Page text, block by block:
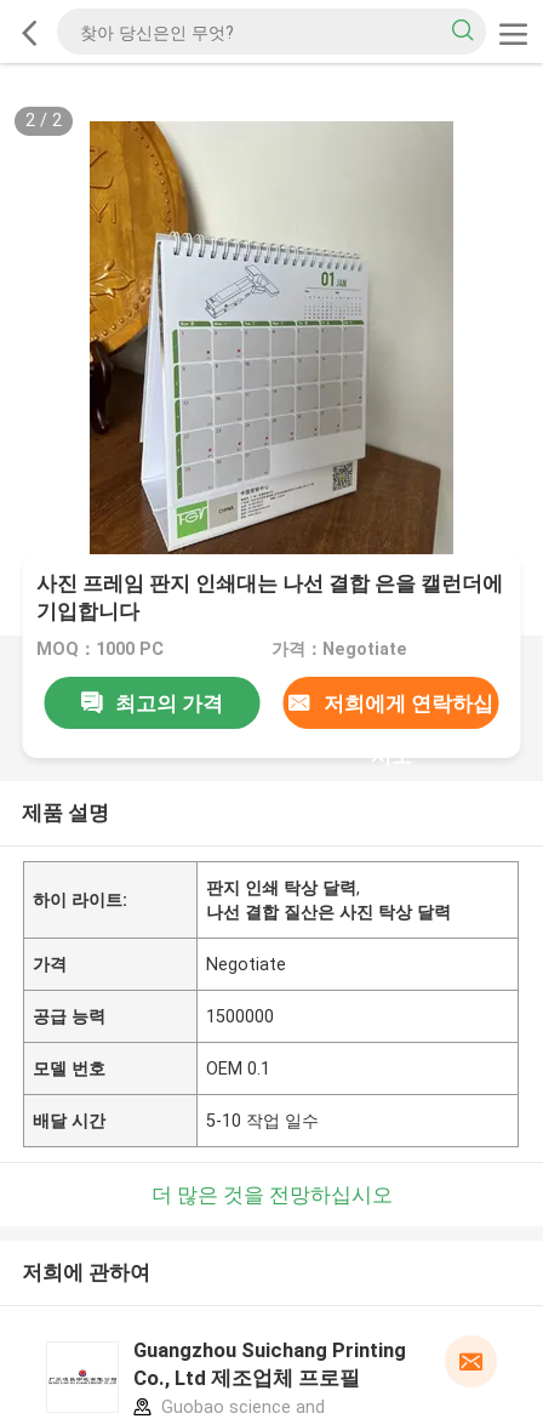
2/ 2
사진 프레임 판지 인쇄대는 나선 결합 은을 캘런더에
기입합니다
MOQ：1000 PC 가격：Negotiate
최고의 가격 저희에게 연락하십
시오
제품 설명
하이 라이트:
판지 인쇄 탁상 달력,
나선 결합 질산은 사진 탁상 달력
가격 Negotiate
공급 능력 1500000
모델 번호 OEM 0.1
배달 시간 5-10 작업 일수
더 많은 것을 전망하십시오
저희에 관하여
Guangzhou Suichang Printing
Co., Ltd 제조업체 프로필
Guobao science and